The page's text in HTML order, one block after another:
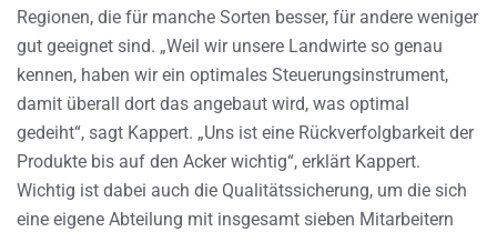
Regionen, die für manche Sorten besser, für andere weniger
gut geeignet sind. „Weil wir unsere Landwirte so genau
kennen, haben wir ein optimales Steuerungsinstrument,
damit überall dort das angebaut wird, was optimal
gedeiht“, sagt Kappert. „Uns ist eine Rückverfolgbarkeit der
Produkte bis auf den Acker wichtig“, erklärt Kappert.
Wichtig ist dabei auch die Qualitätssicherung, um die sich
eine eigene Abteilung mit insgesamt sieben Mitarbeitern